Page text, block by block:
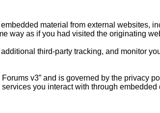
material from external websites,
way as if you had visited the originating
third-party tracking, and monitor
v3” and is governed by the privacy
you interact with through embedded